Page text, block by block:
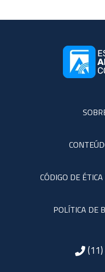
CÓDIGO DE
POLÍTICA DE